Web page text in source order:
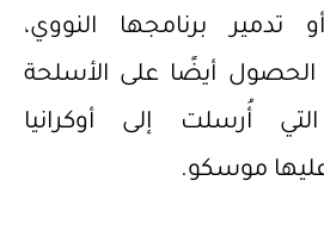
تدمير برنامجها النووي،
الحصول أيضًا على الأسلحة
التي أُرسلت إلى أوكرانيا
موسكو.